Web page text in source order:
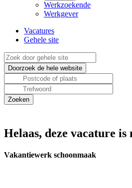
Werkzoekende
Werkgever
Vacatures
Gehele site
Helaas, deze vacature is
Vakantiewerk schoonmaak